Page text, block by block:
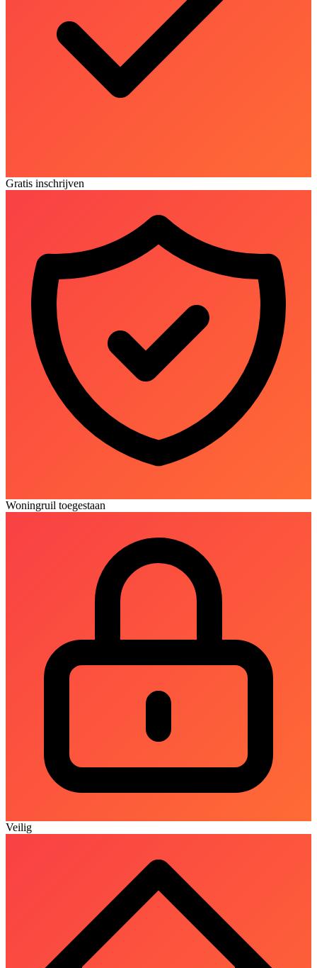
Gratis inschrijven
Woningruil toegestaan
Veilig